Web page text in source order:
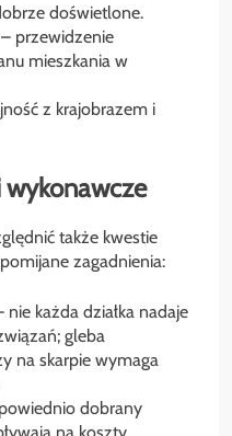
doświetlone.
przewidzenie
mieszkania w
z krajobrazem i
także kwestie
zagadnienia:
każda działka nadaje
gleba
na skarpie wymaga
dobrany
na koszty